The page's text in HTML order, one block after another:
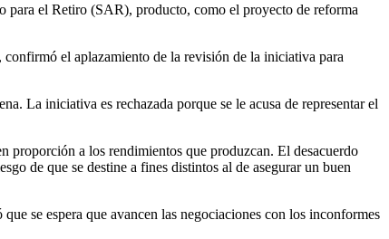
para el Retiro (SAR), producto, como el proyecto de reforma
el aplazamiento de la revisión de la iniciativa para
La iniciativa es rechazada porque se le acusa de representar el
proporción a los rendimientos que produzcan. El desacuerdo
de que se destine a fines distintos al de asegurar un buen
se espera que avancen las negociaciones con los inconformes